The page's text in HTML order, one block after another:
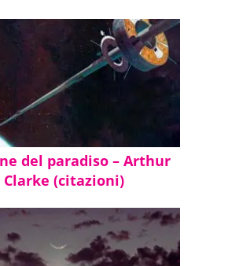
del paradiso – Arthur
Clarke (citazioni)